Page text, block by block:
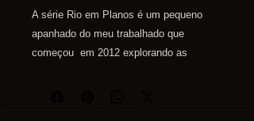
A série Rio em Planos é um pequeno
apanhado do meu trabalhado que
começou em 2012 explorando as